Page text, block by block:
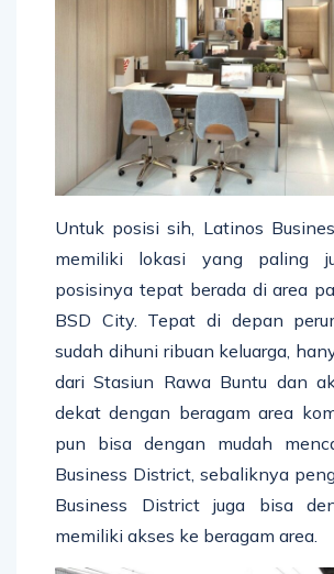
Untuk posisi sih, Latinos
memiliki lokasi yang paling
posisinya tepat berada di area
BSD City. Tepat di depan
sudah dihuni ribuan keluarga,
dari Stasiun Rawa Buntu dan
dekat dengan beragam area
pun bisa dengan mudah
Business District, sebaliknya
Business District juga bisa
memiliki akses ke beragam area.